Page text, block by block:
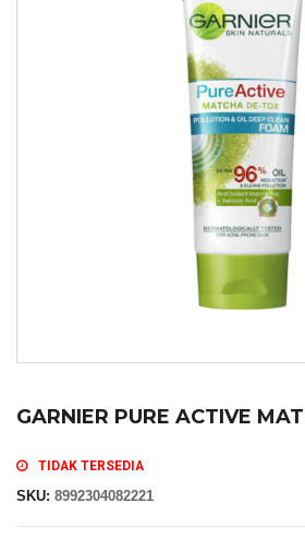
GARNIER PURE ACTIVE
TIDAK TERSEDIA
SKU: 8992304082221